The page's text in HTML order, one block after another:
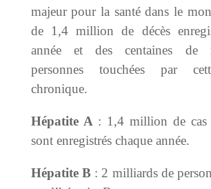
majeur pour la santé dans le
de 1,4 million de décès
année et des centaines de
personnes touchées par
chronique.
Hépatite A : 1,4 million de cas
sont enregistrés chaque année.
Hépatite B : 2 milliards de